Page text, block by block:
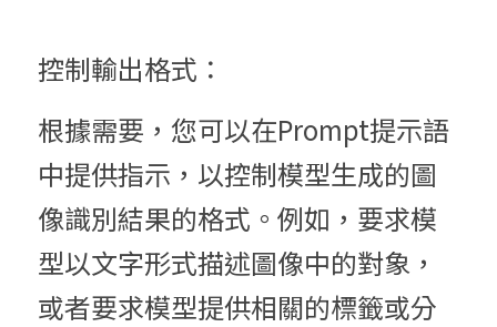
控制輸出格式：
根據需要，您可以在Prompt提示語
中提供指示，以控制模型生成的圖
像識別結果的格式。例如，要求模
型以文字形式描述圖像中的對象，
或者要求模型提供相關的標籤或分